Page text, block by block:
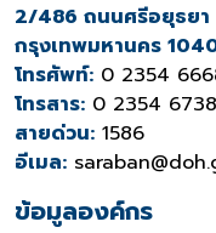
2/486 ถนนศรีอยุธยา
กรุงเทพมหานคร
โทรศัพท์: 0 2354
โทรสาร: 0 2354 6738
สายด่วน: 1586
อีเมล:
ข้อมูลองค์กร